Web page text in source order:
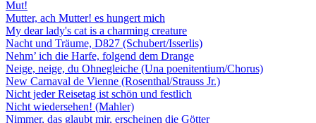
Mut!
Mutter, ach Mutter! es hungert mich
My dear lady's cat is a charming creature
Nacht und Träume, D827 (Schubert/Isserlis)
Nehm’ ich die Harfe, folgend dem Drange
Neige, neige, du Ohnegleiche (Una poenitentium/Chorus)
New Carnaval de Vienne (Rosenthal/Strauss Jr.)
Nicht jeder Reisetag ist schön und festlich
Nicht wiedersehen! (Mahler)
Nimmer, das glaubt mir, erscheinen die Götter